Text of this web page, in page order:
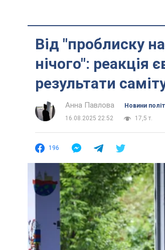
Від "проблиску
нічого": реакція
результати
Анна Павлова
Новини
16.08.2025 22:52
17,5 т.
196